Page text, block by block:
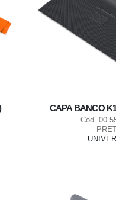
CAPA BANCO
Cód.